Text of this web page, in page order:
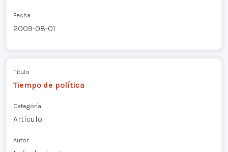
Fecha
2009-08-01
Título
Tiempo de política
Categoría
Artículo
Autor